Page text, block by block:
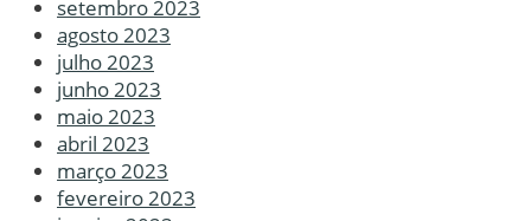
setembro 2023
agosto 2023
julho 2023
junho 2023
maio 2023
abril 2023
março 2023
fevereiro 2023